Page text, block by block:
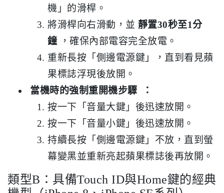
機」的滑桿。
將滑桿向右滑動，並 靜置30秒至1分
鐘 ，確保內部電容完全放電。
重新長按「側邊電源鍵」，直到看見蘋
果標誌浮現後放開。
當機時的強制重開機步驟
：
按一下「音量大鍵」後迅速放開。
按一下「音量小鍵」後迅速放開。
持續長按「側邊電源鍵」不放，直到螢
幕變黑並重新亮起蘋果標誌後再放開。
類型B：具備Touch ID與Home鍵的經典